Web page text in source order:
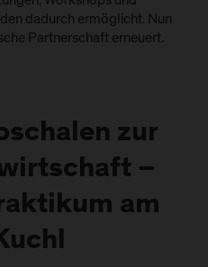
dadurch ermöglicht. Nun
Partnerschaft erneuert.
zur
–
am